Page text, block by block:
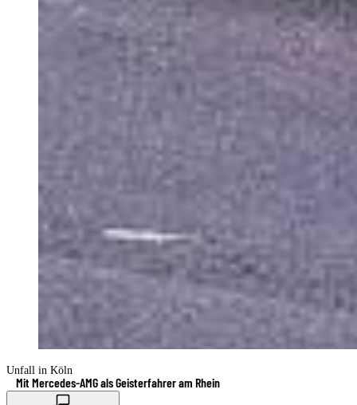
Unfall in Köln
Mit Mercedes-AMG als Geisterfahrer am Rhein